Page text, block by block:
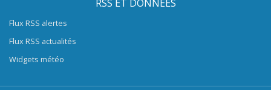
RSS ET DONNÉES
Flux RSS alertes
Flux RSS actualités
Widgets météo